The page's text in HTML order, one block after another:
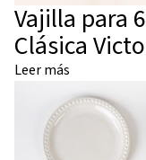
Vajilla para
Clásica
Leer más